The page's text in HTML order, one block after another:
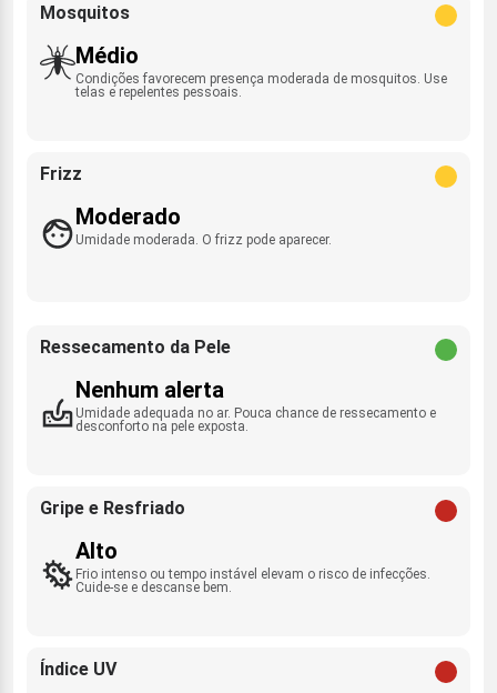
Mosquitos
Médio
Condições favorecem presença moderada de mosquitos. Use
telas e repelentes pessoais.
Frizz
Moderado
Umidade moderada. O frizz pode aparecer.
Ressecamento da Pele
Nenhum alerta
Umidade adequada no ar. Pouca chance de ressecamento e
desconforto na pele exposta.
Gripe e Resfriado
Alto
Frio intenso ou tempo instável elevam o risco de infecções.
Cuide-se e descanse bem.
Índice UV